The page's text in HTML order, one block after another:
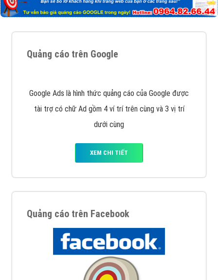
triển Website cho doanh nghiệp mình. Đừng chần
Hotline: 0964 82 6644 (24/7) hoặc email:
support@vietadsgroup.vnđể được tư vấn chuyên
Quảng cáo trên Google